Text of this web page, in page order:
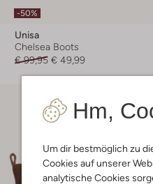
Hm,
Um dir bestmöglich zu
Cookies auf unserer
analytische Cookies
-50%
Unisa
Chelsea Boots
€ 99,95 € 49,99